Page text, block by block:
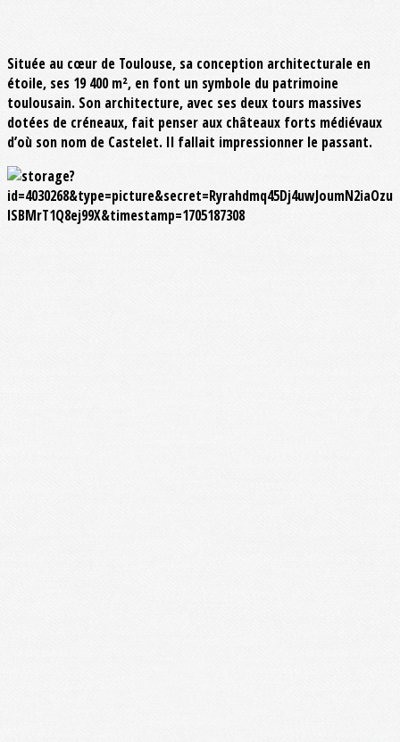
Située au cœur de Toulouse, sa conception architecturale en
étoile, ses 19 400 m², en font un symbole du patrimoine
toulousain. Son architecture, avec ses deux tours massives
dotées de créneaux, fait penser aux châteaux forts médiévaux
d’où son nom de Castelet. Il fallait impressionner le passant.